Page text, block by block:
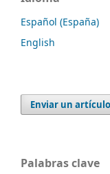
Español (España)
English
Enviar un artículo
Palabras clave